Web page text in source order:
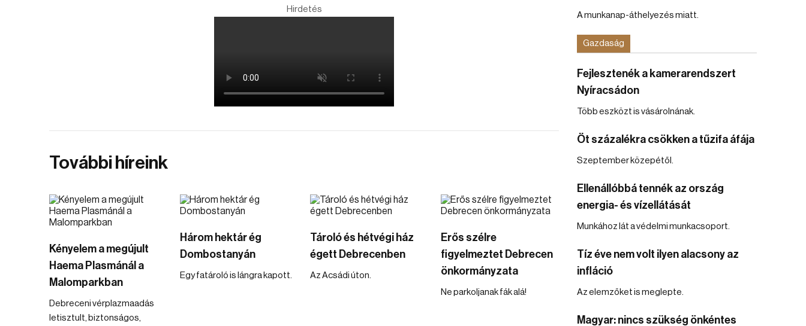
Hirdetés
További híreink
Kényelem a megújult
Haema Plasmánál a
Malomparkban
Debreceni vérplazmaadás
letisztult, biztonságos,
Három hektár ég
Dombostanyán
Egy fatároló is lángra kapott.
Tároló és hétvégi ház
égett Debrecenben
Az Acsádi úton.
Erős szélre
figyelmeztet Debrecen
önkormányzata
Ne parkoljanak fák alá!
A munkanap-áthelyezés miatt.
Gazdaság
Fejlesztenék a kamerarendszert
Nyíracsádon
Több eszközt is vásárolnának.
Öt százalékra csökken a tűzifa áfája
Szeptember közepétől.
Ellenállóbbá tennék az ország
energia- és vízellátását
Munkához lát a védelmi munkacsoport.
Tíz éve nem volt ilyen alacsony az
infláció
Az elemzőket is meglepte.
Magyar: nincs szükség önkéntes